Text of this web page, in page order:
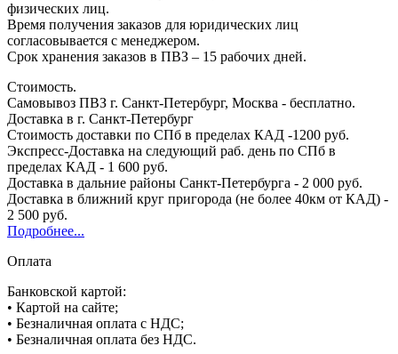
физических лиц.
Время получения заказов для юридических лиц
согласовывается с менеджером.
Срок хранения заказов в ПВЗ – 15 рабочих дней.
Стоимость.
Самовывоз ПВЗ г. Санкт-Петербург, Москва - бесплатно.
Доставка в г. Санкт-Петербург
Стоимость доставки по СПб в пределах КАД -1200 руб.
Экспресс-Доставка на следующий раб. день по СПб в
пределах КАД - 1 600 руб.
Доставка в дальние районы Санкт-Петербурга - 2 000 руб.
Доставка в ближний круг пригорода (не более 40км от КАД) -
2 500 руб.
Подробнее...
Оплата
Банковской картой:
• Картой на сайте;
• Безналичная оплата с НДС;
• Безналичная оплата без НДС.